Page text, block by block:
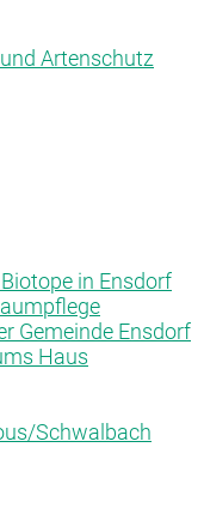
Artenschutz
in Ensdorf
Gemeinde Ensdorf
Haus
Schwalbach